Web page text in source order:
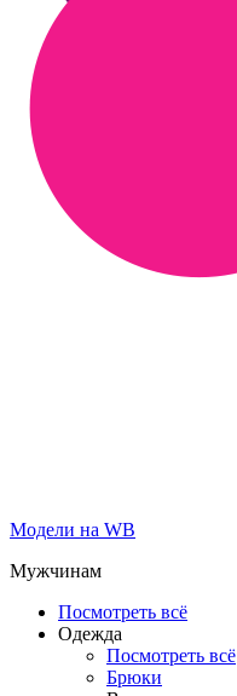
Модели на WB
Мужчинам
Посмотреть всё
Одежда
Посмотреть всё
Брюки